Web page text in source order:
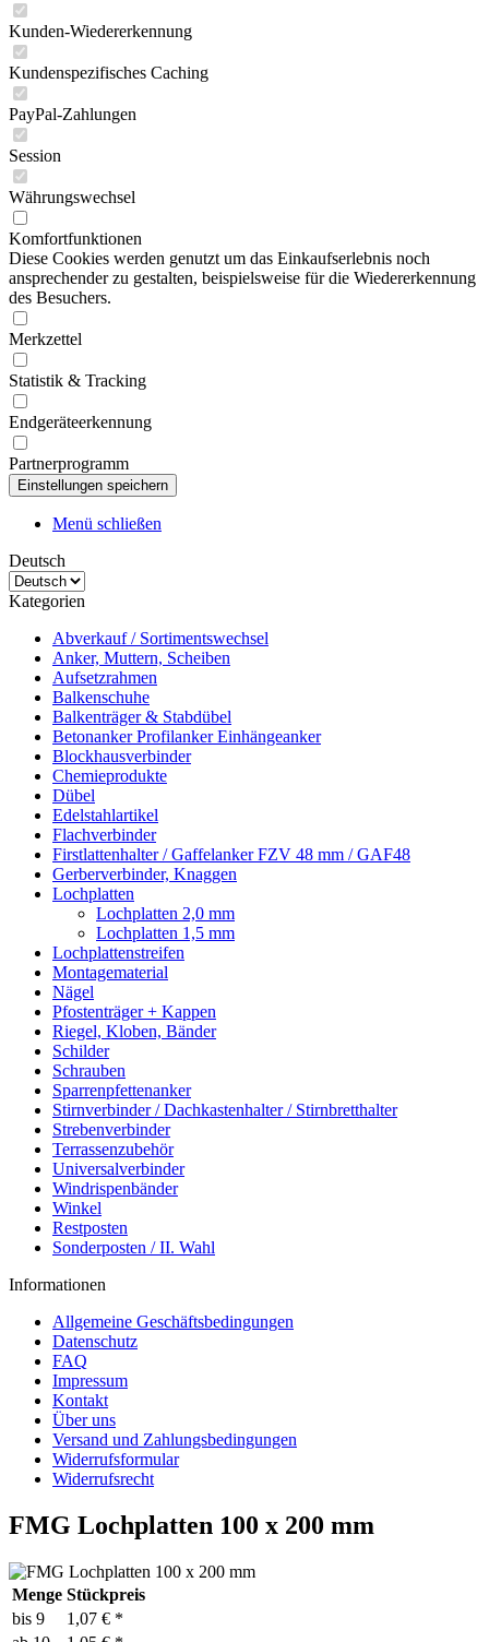
Kunden-Wiedererkennung
Kundenspezifisches Caching
PayPal-Zahlungen
Session
Währungswechsel
Komfortfunktionen
Diese Cookies werden genutzt um das Einkaufserlebnis noch
ansprechender zu gestalten, beispielsweise für die Wiedererkennung
des Besuchers.
Merkzettel
Statistik & Tracking
Endgeräteerkennung
Partnerprogramm
Menü schließen
Deutsch
Kategorien
Abverkauf / Sortimentswechsel
Anker, Muttern, Scheiben
Aufsetzrahmen
Balkenschuhe
Balkenträger & Stabdübel
Betonanker Profilanker Einhängeanker
Blockhausverbinder
Chemieprodukte
Dübel
Edelstahlartikel
Flachverbinder
Firstlattenhalter / Gaffelanker FZV 48 mm / GAF48
Gerberverbinder, Knaggen
Lochplatten
Lochplatten 2,0 mm
Lochplatten 1,5 mm
Lochplattenstreifen
Montagematerial
Nägel
Pfostenträger + Kappen
Riegel, Kloben, Bänder
Schilder
Schrauben
Sparrenpfettenanker
Stirnverbinder / Dachkastenhalter / Stirnbretthalter
Strebenverbinder
Terrassenzubehör
Universalverbinder
Windrispenbänder
Winkel
Restposten
Sonderposten / II. Wahl
Informationen
Allgemeine Geschäftsbedingungen
Datenschutz
FAQ
Impressum
Kontakt
Über uns
Versand und Zahlungsbedingungen
Widerrufsformular
Widerrufsrecht
FMG Lochplatten 100 x 200 mm
Menge Stückpreis
bis 9
1,07 € *